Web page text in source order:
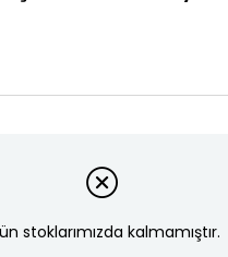
stoklarımızda kalmamıştır.